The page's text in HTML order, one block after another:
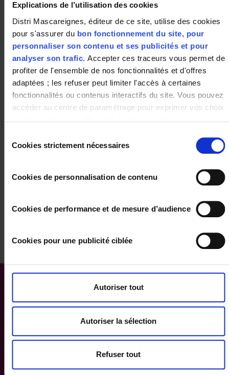
Explications de l’utilisation des cookies
Distri Mascareignes, éditeur de ce site, utilise des cookies
pour s'assurer du bon fonctionnement du site, pour
personnaliser son contenu et ses publicités et pour
analyser son trafic. Accepter ces traceurs vous permet de
profiter de l'ensemble de nos fonctionnalités et d'offres
adaptées ; les refuser peut limiter l'accès à certaines
fonctionnalités ou contenus interactifs du site. Vous pouvez
accéder au centre de paramétrage pour exprimer vos choix
uniquement sur ce site pour une durée de 6 mois.
Vous pouvez changer d'avis à tout moment en cliquant sur
le bouton "paramétrer les cookies" en bas de chaque page
de notre site.
duCookies strictement nécessaires
Cookies de personnalisation de contenu
Cookies de performance et de mesure d’audience
Cookies pour une publicité ciblée
Autoriser tout
Autoriser la sélection
Refuser tout
PLAINE DES CAFRES
70, RN3 - 23ème Km
97418 Plaine des Cafres
téléphone : 0262 43 12 84
HORAIRES
Lundi : 14h00 – 19h00
Dimanche: 8h15 – 12h00
latitude : -21.220752